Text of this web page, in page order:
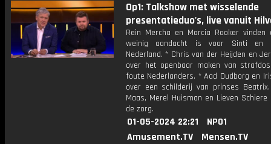
Op1: Talkshow met wisselende
presentatieduo's, live vanuit
Rein Mercha en Marcia Rooker
weinig aandacht is voor Sinti en
Nederland. * Chris van der Heijden en
over het openbaar maken van
foute Nederlanders. * Aad Oudborg en
over een schilderij van prinses
Maas, Merel Huisman en Lieven
de zorg.
01-05-2024 22:21
NPO1
Amusement.TV
Mensen.TV